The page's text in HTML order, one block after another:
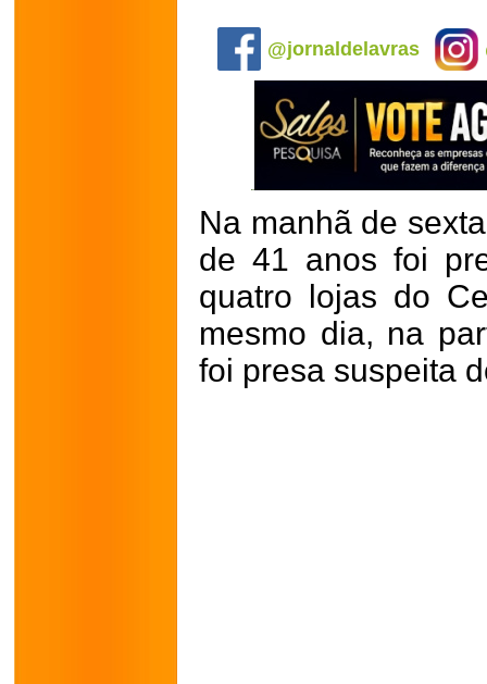
@jornaldelavras
Na manhã de
de 41 anos foi
quatro lojas do
mesmo dia, na
foi presa suspeita